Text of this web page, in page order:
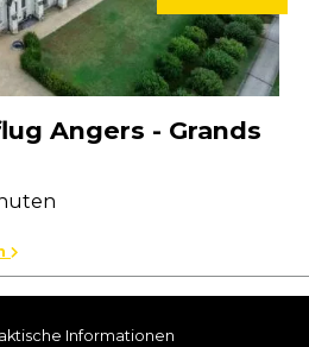
Angers - Grands
Informationen